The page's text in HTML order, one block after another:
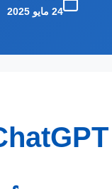
24 مايو 2025